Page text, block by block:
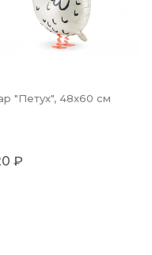
"Петух", 48x60 см
₽